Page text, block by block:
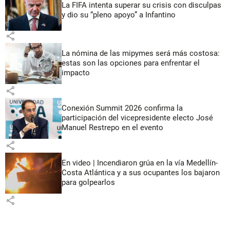
La FIFA intenta superar su crisis con disculpas
y dio su “pleno apoyo” a Infantino
share
La nómina de las mipymes será más costosa:
estas son las opciones para enfrentar el
impacto
share
Conexión Summit 2026 confirma la
participación del vicepresidente electo José
Manuel Restrepo en el evento
share
En video | Incendiaron grúa en la vía Medellín-
Costa Atlántica y a sus ocupantes los bajaron
para golpearlos
share